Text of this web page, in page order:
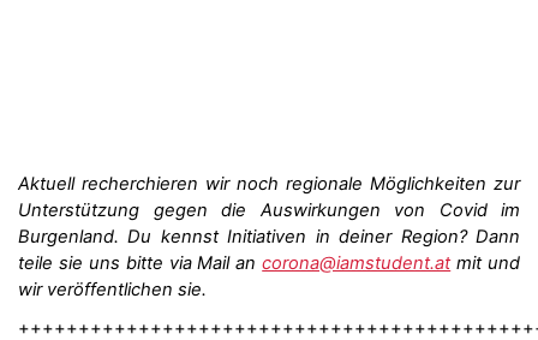
Aktuell recherchieren wir noch regionale Möglichkeiten zur
Unterstützung gegen die Auswirkungen von Covid im
Burgenland. Du kennst Initiativen in deiner Region? Dann
teile sie uns bitte via Mail ancorona@iamstudent.atmit und
wir veröffentlichen sie.